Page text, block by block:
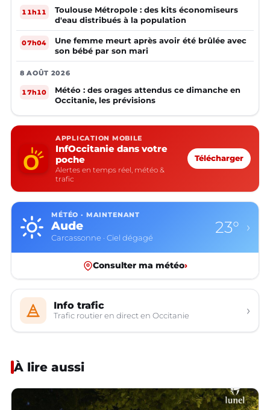
11h11
Toulouse Métropole : des kits économiseurs
d'eau distribués à la population
07h04
Une femme meurt après avoir été brûlée avec
son bébé par son mari
8 AOÛT 2026
17h10
Météo : des orages attendus ce dimanche en
Occitanie, les prévisions
APPLICATION MOBILE
InfOccitanie dans votre
poche
Alertes en temps réel, météo &
trafic
Télécharger
MÉTÉO · MAINTENANT
Aude
Carcassonne · Ciel dégagé
23° ›
Consulter ma météo›
Info trafic
Trafic routier en direct en Occitanie ›
À lire aussi